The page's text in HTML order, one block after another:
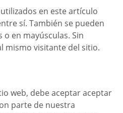
en este artículo
sí. También se pueden
en mayúsculas. Sin
mismo visitante del sitio.
web, debe aceptar aceptar
parte de nuestra